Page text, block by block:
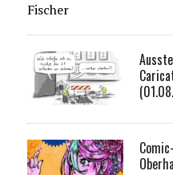
Fischer